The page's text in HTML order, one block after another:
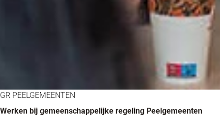
GR PEELGEMEENTEN
Werken bij gemeenschappelijke regeling Peelgemeenten